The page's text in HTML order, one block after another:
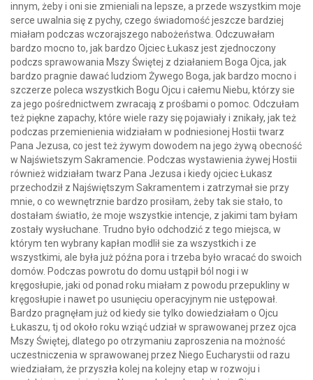
innym, żeby i oni sie zmieniali na lepsze, a przede wszystkim moje
serce uwalnia się z pychy, czego świadomość jeszcze bardziej
miałam podczas wczorajszego nabożeństwa. Odczuwałam
bardzo mocno to, jak bardzo Ojciec Łukasz jest zjednoczony
podczs sprawowania Mszy Świętej z działaniem Boga Ojca, jak
bardzo pragnie dawać ludziom Żywego Boga, jak bardzo mocno i
szczerze poleca wszystkich Bogu Ojcu i całemu Niebu, którzy sie
za jego pośrednictwem zwracają z prośbami o pomoc. Odczułam
też piękne zapachy, które wiele razy się pojawiały i znikały, jak też
podczas przemienienia widziałam w podniesionej Hostii twarz
Pana Jezusa, co jest też żywym dowodem na jego żywą obecność
w Najświetszym Sakramencie. Podczas wystawienia żywej Hostii
również widziałam twarz Pana Jezusa i kiedy ojciec Łukasz
przechodził z Najświętszym Sakramentem i zatrzymał sie przy
mnie, o co wewnętrznie bardzo prosiłam, żeby tak sie stało, to
dostałam światło, że moje wszystkie intencje, z jakimi tam byłam
zostały wysłuchane. Trudno było odchodzić z tego miejsca, w
którym ten wybrany kapłan modlił sie za wszystkich i ze
wszystkimi, ale była już późna pora i trzeba było wracać do swoich
domów. Podczas powrotu do domu ustąpił ból nogi i w
kręgosłupie, jaki od ponad roku miałam z powodu przepukliny w
kręgosłupie i nawet po usunięciu operacyjnym nie ustępował.
Bardzo pragnęłam już od kiedy sie tylko dowiedziałam o Ojcu
Łukaszu, tj od około roku wziąć udział w sprawowanej przez ojca
Mszy Świętej, dlatego po otrzymaniu zaproszenia na możność
uczestniczenia w sprawowanej przez Niego Eucharystii od razu
wiedziałam, że przyszła kolej na kolejny etap w rozwoju i